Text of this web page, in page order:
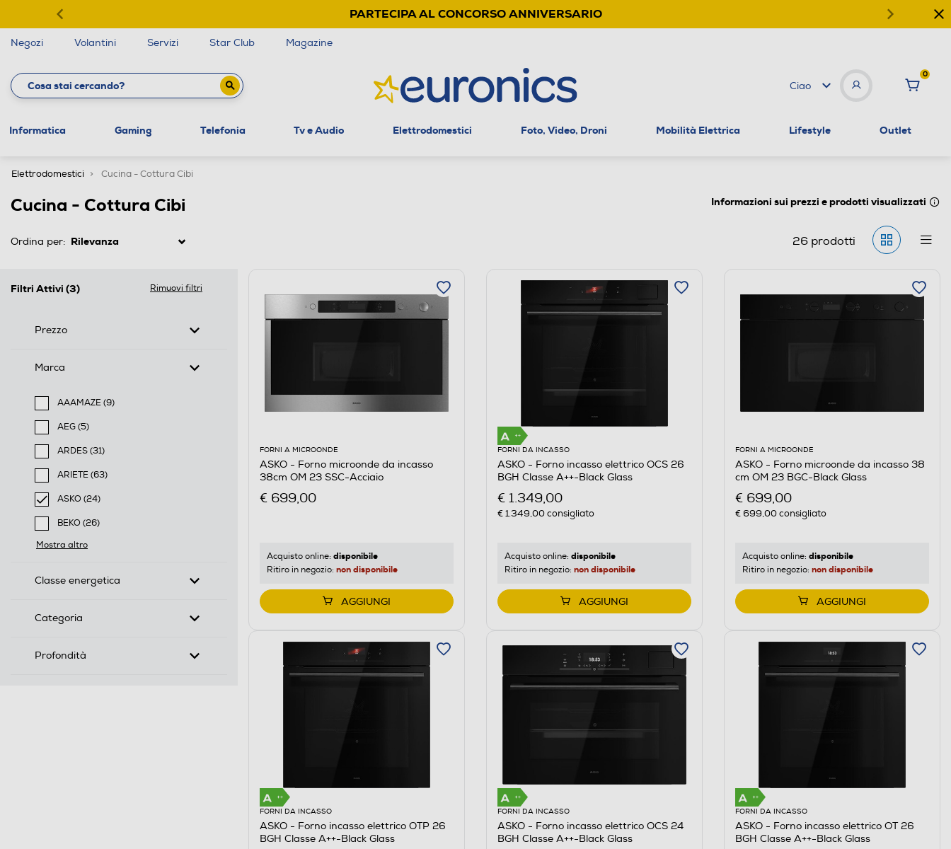
PARTECIPA AL CONCORSO ANNIVERSARIO
Negozi Volantini Servizi Star Club Magazine
Ciao
0
Informatica Gaming Telefonia Tv e Audio Elettrodomestici Foto, Video, Droni Mobilità Elettrica Lifestyle Outlet
Elettrodomestici Cucina - Cottura Cibi
Cucina - Cottura Cibi Informazioni sui prezzi e prodotti visualizzati
Ordina per: 26prodotti
Filtri Attivi (3) Rimuovi filtri
Prezzo
Marca
AAAMAZE (9)
Filtra per Marca: AAAMAZE
AEG (5)
Filtra per Marca: AEG
ARDES (31)
Filtra per Marca: ARDES
ARIETE (63)
Filtra per Marca: ARIETE
ASKO (24)
selected Filtro applicato per Marca: ASKO
BEKO (26)
Filtra per Marca: BEKO
Mostra altro
Classe energetica
Categoria
Profondità
FORNI A MICROONDE
ASKO - Forno microonde da incasso
38cm OM 23 SSC-Acciaio
€ 699,00
Acquisto online: disponibile
Ritiro in negozio: non disponibile
AGGIUNGI
FORNI DA INCASSO
ASKO - Forno incasso elettrico OCS 26
BGH Classe A++-Black Glass
€ 1.349,00
€ 1.349,00consigliato
Acquisto online: disponibile
Ritiro in negozio: non disponibile
AGGIUNGI
FORNI A MICROONDE
ASKO - Forno microonde da incasso 38
cm OM 23 BGC-Black Glass
€ 699,00
€ 699,00consigliato
Acquisto online: disponibile
Ritiro in negozio: non disponibile
AGGIUNGI
FORNI DA INCASSO
ASKO - Forno incasso elettrico OTP 26
BGH Classe A++-Black Glass
FORNI DA INCASSO
ASKO - Forno incasso elettrico OCS 24
BGH Classe A++-Black Glass
FORNI DA INCASSO
ASKO - Forno incasso elettrico OT 26
BGH Classe A++-Black Glass